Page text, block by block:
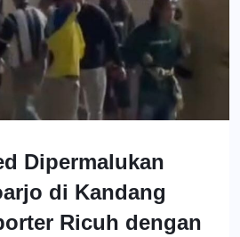
Dipermalukan
di Kandang
Ricuh dengan